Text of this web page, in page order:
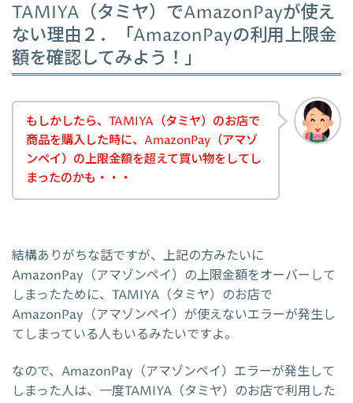
TAMIYA（タミヤ）でAmazonPayが使え
ない理由２．「AmazonPayの利用上限金
額を確認してみよう！」
もしかしたら、TAMIYA（タミヤ）のお店で
商品を購入した時に、AmazonPay（アマゾ
ンペイ）の上限金額を超えて買い物をしてし
まったのかも・・・
結構ありがちな話ですが、上記の方みたいに
AmazonPay（アマゾンペイ）の上限金額をオーバーして
しまったために、TAMIYA（タミヤ）のお店で
AmazonPay（アマゾンペイ）が使えないエラーが発生し
てしまっている人もいるみたいですよ。
なので、AmazonPay（アマゾンペイ）エラーが発生して
しまった人は、一度TAMIYA（タミヤ）のお店で利用した